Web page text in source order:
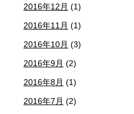
2016年12月 (1)
2016年11月 (1)
2016年10月 (3)
2016年9月 (2)
2016年8月 (1)
2016年7月 (2)